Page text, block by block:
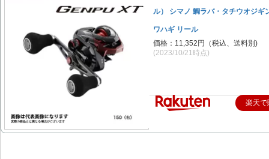
ル） シマノ 鯛ラバ・タチウオジギ
ワハギ リール
価格：11,352円（税込、送料別)
(2023/10/21時点)
楽天で